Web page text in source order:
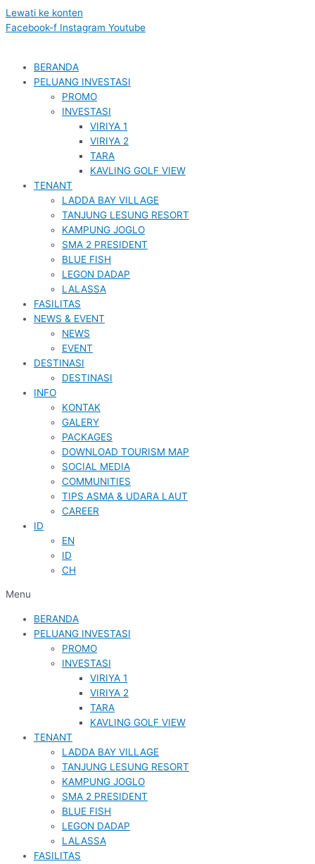
Lewati ke konten
Facebook-f Instagram Youtube
BERANDA
PELUANG INVESTASI
PROMO
INVESTASI
VIRIYA 1
VIRIYA 2
TARA
KAVLING GOLF VIEW
TENANT
LADDA BAY VILLAGE
TANJUNG LESUNG RESORT
KAMPUNG JOGLO
SMA 2 PRESIDENT
BLUE FISH
LEGON DADAP
LALASSA
FASILITAS
NEWS & EVENT
NEWS
EVENT
DESTINASI
DESTINASI
INFO
KONTAK
GALERY
PACKAGES
DOWNLOAD TOURISM MAP
SOCIAL MEDIA
COMMUNITIES
TIPS ASMA & UDARA LAUT
CAREER
ID
EN
ID
CH
Menu
BERANDA
PELUANG INVESTASI
PROMO
INVESTASI
VIRIYA 1
VIRIYA 2
TARA
KAVLING GOLF VIEW
TENANT
LADDA BAY VILLAGE
TANJUNG LESUNG RESORT
KAMPUNG JOGLO
SMA 2 PRESIDENT
BLUE FISH
LEGON DADAP
LALASSA
FASILITAS